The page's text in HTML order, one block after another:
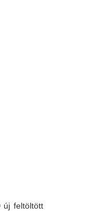
új feltöltött